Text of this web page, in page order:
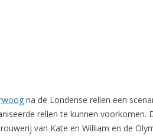
na de Londense rellen een
rellen te kunnen voorkomen.
van Kate en William en de